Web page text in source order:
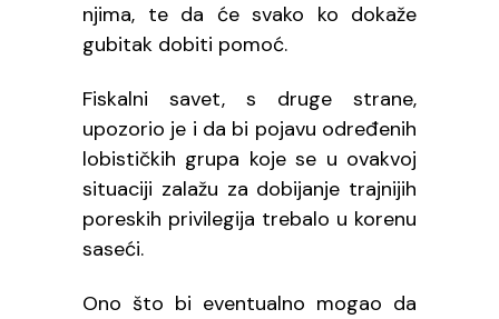
njima, te da će svako ko dokaže
gubitak dobiti pomoć.
Fiskalni savet, s druge strane,
upozorio je i da bi pojavu određenih
lobističkih grupa koje se u ovakvoj
situaciji zalažu za dobijanje trajnijih
poreskih privilegija trebalo u korenu
saseći.
Ono što bi eventualno mogao da